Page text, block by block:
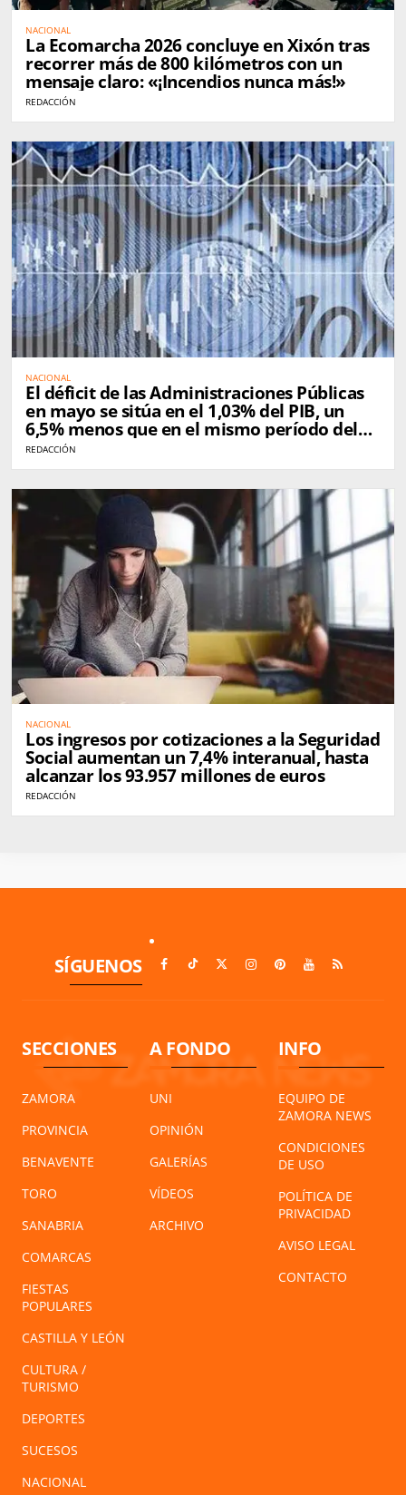
NACIONAL
La Ecomarcha 2026 concluye en Xixón tras
recorrer más de 800 kilómetros con un
mensaje claro: «¡Incendios nunca más!»
REDACCIÓN
NACIONAL
El déficit de las Administraciones Públicas
en mayo se sitúa en el 1,03% del PIB, un
6,5% menos que en el mismo período del
año pasado
REDACCIÓN
NACIONAL
Los ingresos por cotizaciones a la Seguridad
Social aumentan un 7,4% interanual, hasta
alcanzar los 93.957 millones de euros
REDACCIÓN
SÍGUENOS
SECCIONES
ZAMORA
PROVINCIA
BENAVENTE
TORO
SANABRIA
COMARCAS
FIESTAS
POPULARES
CASTILLA Y LEÓN
CULTURA /
TURISMO
DEPORTES
SUCESOS
NACIONAL
A FONDO
UNI
OPINIÓN
GALERÍAS
VÍDEOS
ARCHIVO
INFO
EQUIPO DE
ZAMORA NEWS
CONDICIONES
DE USO
POLÍTICA DE
PRIVACIDAD
AVISO LEGAL
CONTACTO